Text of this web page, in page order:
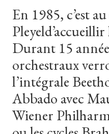
En 1985, c’estau
Pleyeld’accueillir
Durant 15
orchestraux
l’intégrale
Abbado avec
Wiener